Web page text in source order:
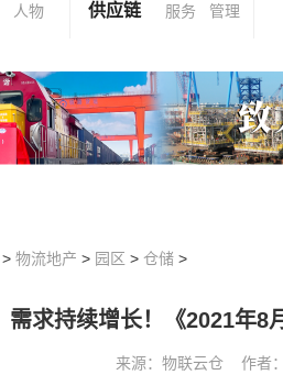
人物 供应链 服务 管理
> 物流地产 > 园区 > 仓储 >
需求持续增长！《2021年8
来源：物联云仓 作者